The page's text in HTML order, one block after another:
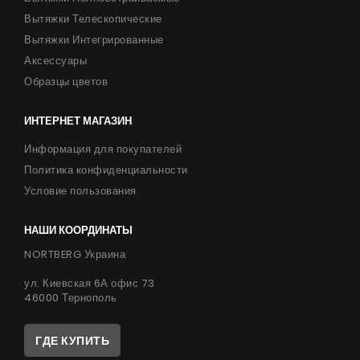
Вытяжки Телескопические
Вытяжки Интегрированные
Аксессуары
Образцы цветов
ИНТЕРНЕТ МАГАЗИН
Информация для покупателей
Политика конфиденциальности
Условие пользования
НАШИ КООРДИНАТЫ
NORTBERG Украина
ул. Киевская 6А офис 73
46000 Тернополь
ГДЕ КУПИТЬ